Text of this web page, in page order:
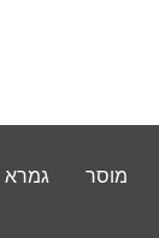
גמרא מוסר